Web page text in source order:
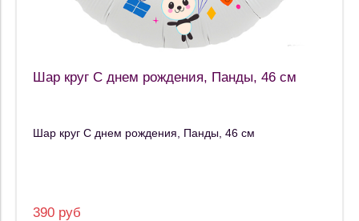
Шар круг С днем рождения, Панды, 46 см
Шар круг С днем рождения, Панды, 46 см
390 руб